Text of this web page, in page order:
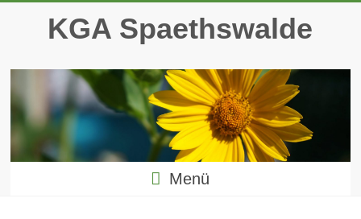
springenKGA Spaethswalde
Menü